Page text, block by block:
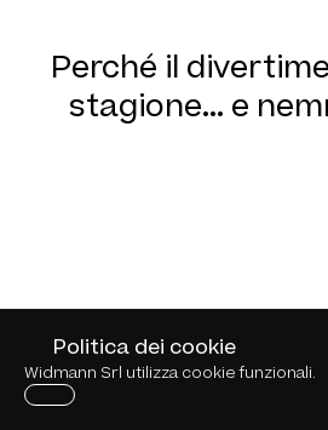
Perché il
stagione... e
Politica dei cookie
Widmann Srl utilizza cookie funzionali.